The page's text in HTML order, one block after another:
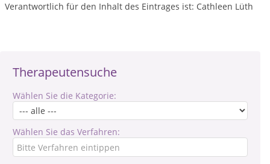
Therapeutensuche
Wählen Sie die Kategorie:
Wählen Sie das Verfahren:
Verantwortlich für den Inhalt des Eintrages ist: Cathleen Lüth